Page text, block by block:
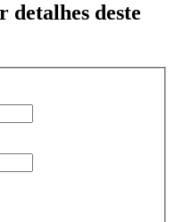
detalhes deste